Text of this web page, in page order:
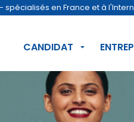
en France et à
CANDIDAT